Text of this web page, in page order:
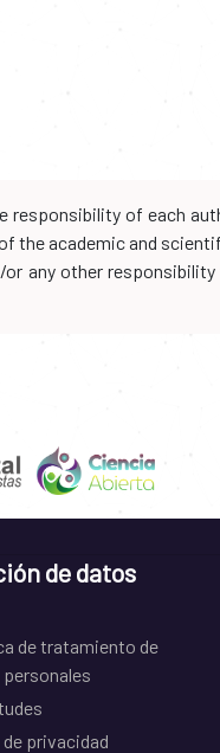
responsibility of each
academic and
any other
de datos
de tratamiento de
privacidad